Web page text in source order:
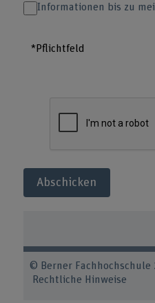
Informationen bis zu
*Pflichtfeld
Abschicken
© Berner
Rechtliche Hinweise